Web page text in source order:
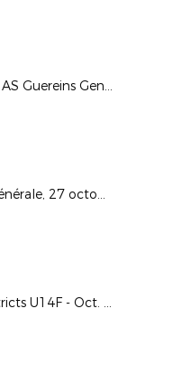
6e tour CDF : AS Guereins Genouilleux M. / Olympique Lyon Sud
Assemblée Générale, 27 octobre 2024
Rass. Interdistricts U14F - Oct. 2024